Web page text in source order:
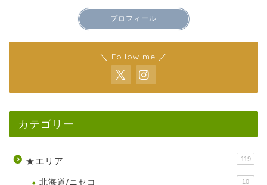
プロフィール
＼ Follow me ／
カテゴリー
★エリア 119
北海道/ニセコ 10